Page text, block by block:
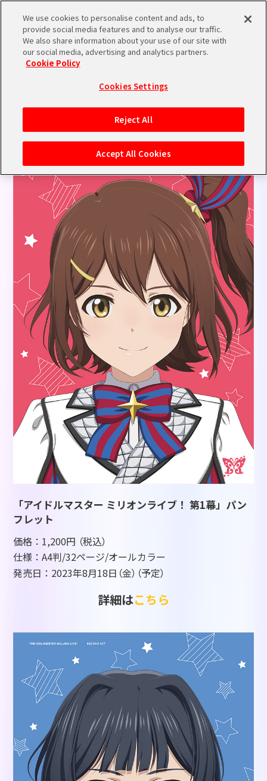
GOODS
劇場パンフレット
「アイドルマスター ミリオンライブ！ 第1幕」パン
フレット
価格：1,200円 （税込）
仕様：A4判/32ページ/オールカラー
発売日：2023年8月18日 （金）（予定）
詳細はこちら
We use cookies to personalise content and ads, to
provide social media features and to analyse our traffic.
We also share information about your use of our site with
our social media, advertising and analytics partners.
Cookie Policy
Cookies Settings
Reject All
Accept All Cookies